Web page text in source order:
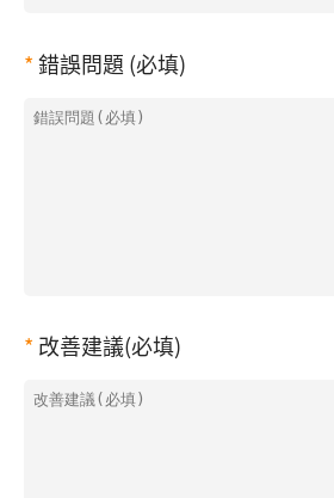
錯誤問題 (必填)
改善建議(必填)